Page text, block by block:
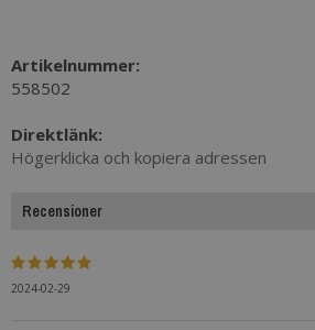
Artikelnummer:
558502
Direktlänk:
Högerklicka och kopiera adressen
Recensioner
2024-02-29